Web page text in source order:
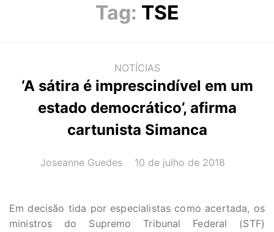
Tag: TSE
NOTÍCIAS
‘A sátira é imprescindível em um
estado democrático’, afirma
cartunista Simanca
AUTOR(A):
Joseanne Guedes DATA:
10 de julho de 2018
Em decisão tida por especialistas como acertada, os
ministros do Supremo Tribunal Federal (STF)